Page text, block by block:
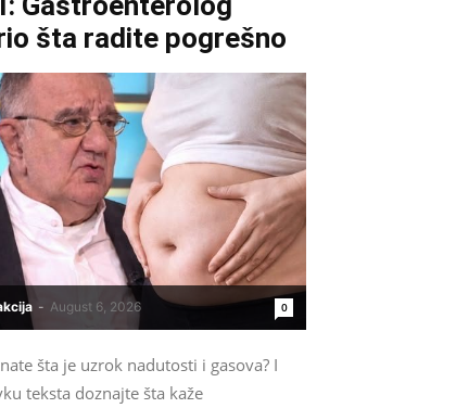
šta radite pogrešno
- August 6, 2026 0
šta je uzrok nadutosti i gasova? I
teksta doznajte šta kaže